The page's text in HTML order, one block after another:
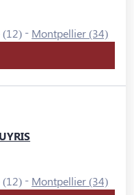
(12) - Montpellier (34)
(12) - Montpellier (34)